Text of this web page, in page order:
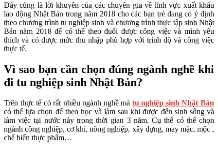
Đây cũng là lời khuyên của các chuyên gia về lĩnh vực xuất khẩu
lao động Nhật Bản trong năm 2018 cho các bạn trẻ đang có ý định
theo chương trình tu nghiệp sinh và chương trình thực tập sinh Nhật
Bản năm 2018 để có thể theo đuổi được công việc và mình yêu
thích và có được mức thu nhập phù hợp với trình độ và công việc
thực tế.
Vì sao bạn cần chọn đúng ngành nghề khi
đi tu nghiệp sinh Nhật Bản?
Trên thực tế có rất nhiều ngành nghề mà tu nghiệp sinh Nhật Bản
có thể lựa chọn để theo học và làm sau khi được đến sinh sống và
làm việc tại nước này trong thời gian 3 năm. Cụ thể có thể chọn
ngành công nghiệp, cơ khí, nông nghiệp, xây dựng, may mặc, mộc ,
chế biến thực phẩm…